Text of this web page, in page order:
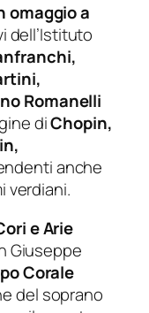
omaggio a
dell’Istituto
Romanelli
diChopin,
anche
verdiani.
e Arie
Giuseppe
Corale
del soprano